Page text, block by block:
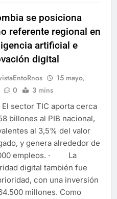
se posiciona
referente regional en
artificial e
digital
15 mayo,
0 3 mins
TIC aporta cerca
billones al PIB nacional,
al 3,5% del valor
y genera alrededor de
empleos. · La
digital también fue
con una inversión
millones. Como